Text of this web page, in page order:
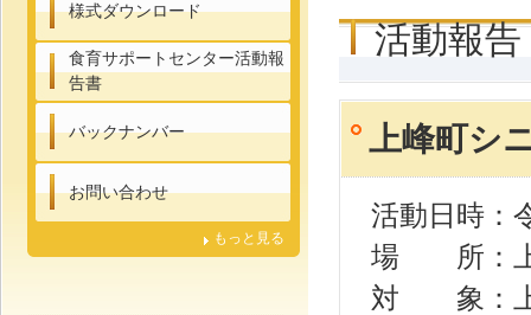
様式ダウンロード
食育サポートセンター活動報
告書
バックナンバー
お問い合わせ
もっと見る
活動報告
上峰町シ
活動日時：
場 所：上
対 象：上